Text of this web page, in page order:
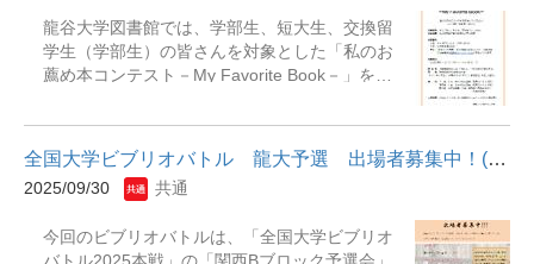
を与えています。また、現代の政治や社会にも
通じる普遍的なテーマを持っていて、今もなお
愛され続けているのではないでしょうか。スウ
家。彼の作品を読むと「人間とは何か」「社会
とは何か」を考えさせられます。この機会にス
ウィフトの作品にふれてみてはいかがでしょう
か。 展示期間：2025年10月1日（水）～2025年
展観D（新館への通路脇） 主な展示資料『ガリ
龍谷大学図書館では、学部生、短大生、交換留
学生（学部生）の皆さんを対象とした「私のお
薦め本コンテスト－My Favorite Book－」を実
あれば、そのジャンルは問いません。 一人で複
数の応募も可能です。皆さんお気に入りの本
を、たくさん推薦してください。 &nbsp; ＜応
募資格＞ 本学学部生、短大生、交換留学生（学
図書及び電子図書 &nbsp;＜応募要件＞ ①字
全国大学ビブリオバトル 龍大予選 出場者募集中！(10月15日まで）
2025/09/30 共通
今回のビブリオバトルは、「全国大学ビブリオ